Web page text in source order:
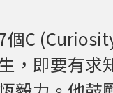
個C
，即要有求